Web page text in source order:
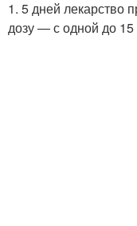
1. 5 дней лекарство
дозу — с одной до 15